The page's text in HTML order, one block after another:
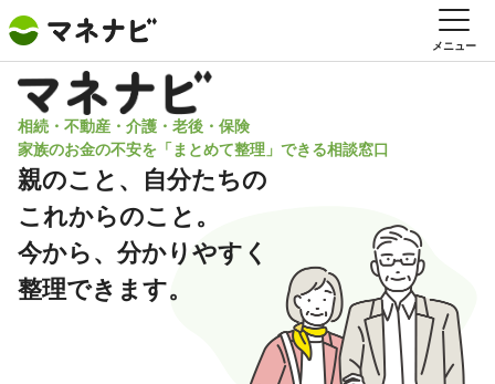
メニュー
相続・不動産・介護・老後・保険
家族のお金の不安を「まとめて整理」できる相談窓口
親のこと、自分たちの
これからのこと。
今から、分かりやすく
整理できます。